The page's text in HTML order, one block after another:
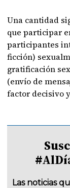
Una cantidad
que participar
participantes
ficción)
gratificación
(envío de
factor decisivo
Las noticias